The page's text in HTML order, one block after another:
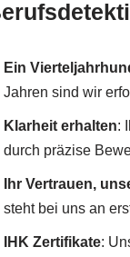
Ein
Jahren sind wir
Klarheit erhalten:
durch präzise
Ihr Vertrauen,
steht bei uns an
IHK Zertifikate: